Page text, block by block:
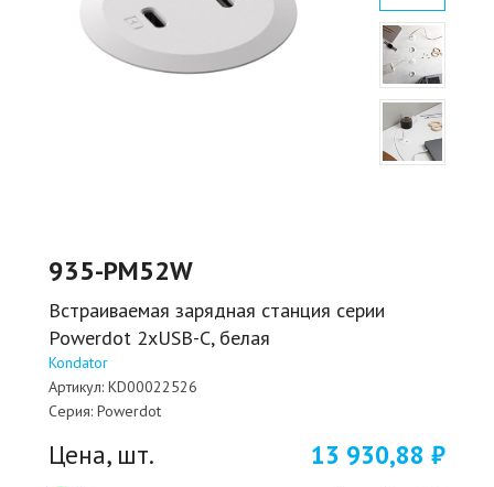
935-PM52W
Встраиваемая зарядная станция серии
Powerdot 2хUSB-C, белая
Kondator
Артикул: KD00022526
Серия: Powerdot
Цена, шт. 13 930,88 ₽